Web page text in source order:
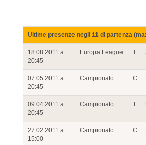
Ultime presenze negli 11 di partenza
18.08.2011 a
20:45
Europa League T
07.05.2011 a
20:45
Campionato C
09.04.2011 a
20:45
Campionato T
27.02.2011 a
15:00
Campionato C